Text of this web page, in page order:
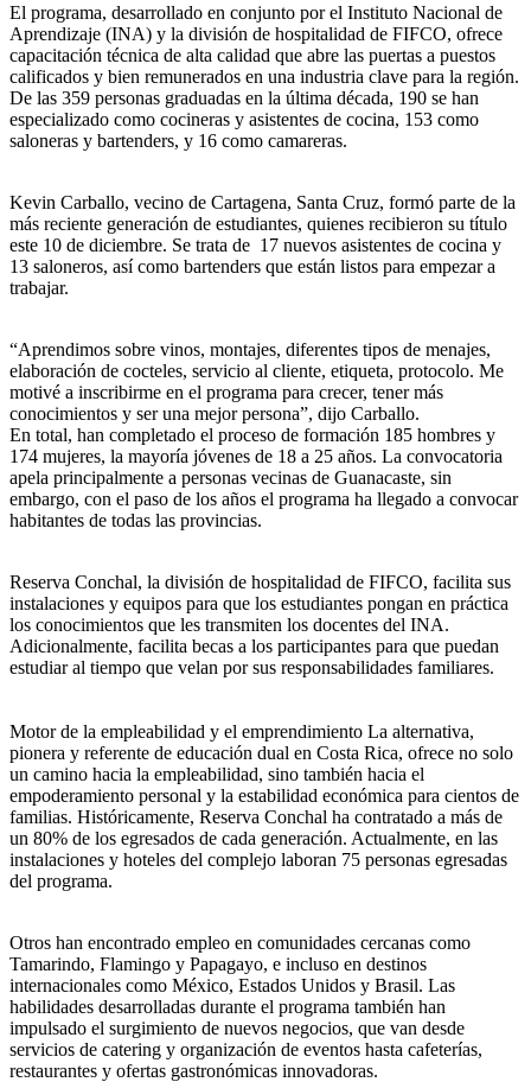
El programa, desarrollado en conjunto por el Instituto Nacional de
Aprendizaje (INA) y la división de hospitalidad de FIFCO, ofrece
capacitación técnica de alta calidad que abre las puertas a puestos
calificados y bien remunerados en una industria clave para la región.
De las 359 personas graduadas en la última década, 190 se han
especializado como cocineras y asistentes de cocina, 153 como
saloneras y bartenders, y 16 como camareras.
Kevin Carballo, vecino de Cartagena, Santa Cruz, formó parte de la
más reciente generación de estudiantes, quienes recibieron su título
este 10 de diciembre. Se trata de 17 nuevos asistentes de cocina y
13 saloneros, así como bartenders que están listos para empezar a
trabajar.
“Aprendimos sobre vinos, montajes, diferentes tipos de menajes,
elaboración de cocteles, servicio al cliente, etiqueta, protocolo. Me
motivé a inscribirme en el programa para crecer, tener más
conocimientos y ser una mejor persona”, dijo Carballo.
En total, han completado el proceso de formación 185 hombres y
174 mujeres, la mayoría jóvenes de 18 a 25 años. La convocatoria
apela principalmente a personas vecinas de Guanacaste, sin
embargo, con el paso de los años el programa ha llegado a convocar
habitantes de todas las provincias.
Reserva Conchal, la división de hospitalidad de FIFCO, facilita sus
instalaciones y equipos para que los estudiantes pongan en práctica
los conocimientos que les transmiten los docentes del INA.
Adicionalmente, facilita becas a los participantes para que puedan
estudiar al tiempo que velan por sus responsabilidades familiares.
Motor de la empleabilidad y el emprendimiento La alternativa,
pionera y referente de educación dual en Costa Rica, ofrece no solo
un camino hacia la empleabilidad, sino también hacia el
empoderamiento personal y la estabilidad económica para cientos de
familias. Históricamente, Reserva Conchal ha contratado a más de
un 80% de los egresados de cada generación. Actualmente, en las
instalaciones y hoteles del complejo laboran 75 personas egresadas
del programa.
Otros han encontrado empleo en comunidades cercanas como
Tamarindo, Flamingo y Papagayo, e incluso en destinos
internacionales como México, Estados Unidos y Brasil. Las
habilidades desarrolladas durante el programa también han
impulsado el surgimiento de nuevos negocios, que van desde
servicios de catering y organización de eventos hasta cafeterías,
restaurantes y ofertas gastronómicas innovadoras.